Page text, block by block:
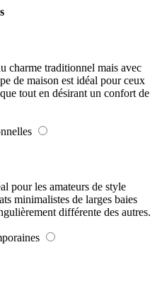
charme traditionnel mais avec
de maison est idéal pour ceux
tout en désirant un confort de
pour les amateurs de style
minimalistes de larges baies
différente des autres.